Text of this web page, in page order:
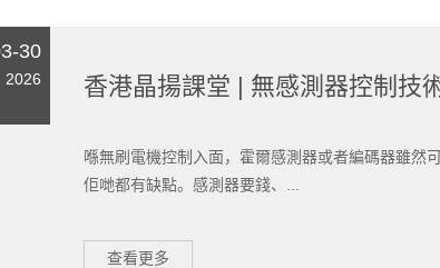
30
2026 香港晶揚課堂 | 無感測器控制技
喺無刷電機控制入面，霍爾感測器或者編碼器雖然
佢哋都有缺點。感測器要錢、...
查看更多